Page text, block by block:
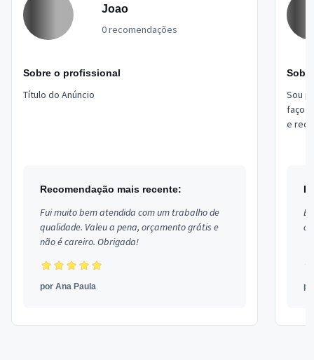
Joao
0 recomendações
Sobre o profissional
Título do Anúncio
Recomendação mais recente:
Fui muito bem atendida com um trabalho de
qualidade. Valeu a pena, orçamento grátis e
não é careiro. Obrigada!
por Ana Paula
Sou
faço
e